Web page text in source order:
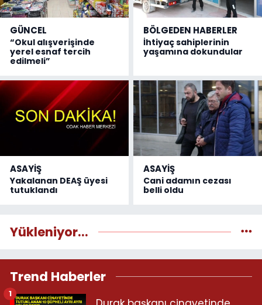
GÜNCEL
“Okul alışverişinde
yerel esnaf tercih
edilmeli”
BÖLGEDEN HABERLER
İhtiyaç sahiplerinin
yaşamına dokundular
ASAYİŞ
Yakalanan DEAŞ üyesi
tutuklandı
ASAYİŞ
Cani adamın cezası
belli oldu
Yükleniyor...
Trend Haberler
1